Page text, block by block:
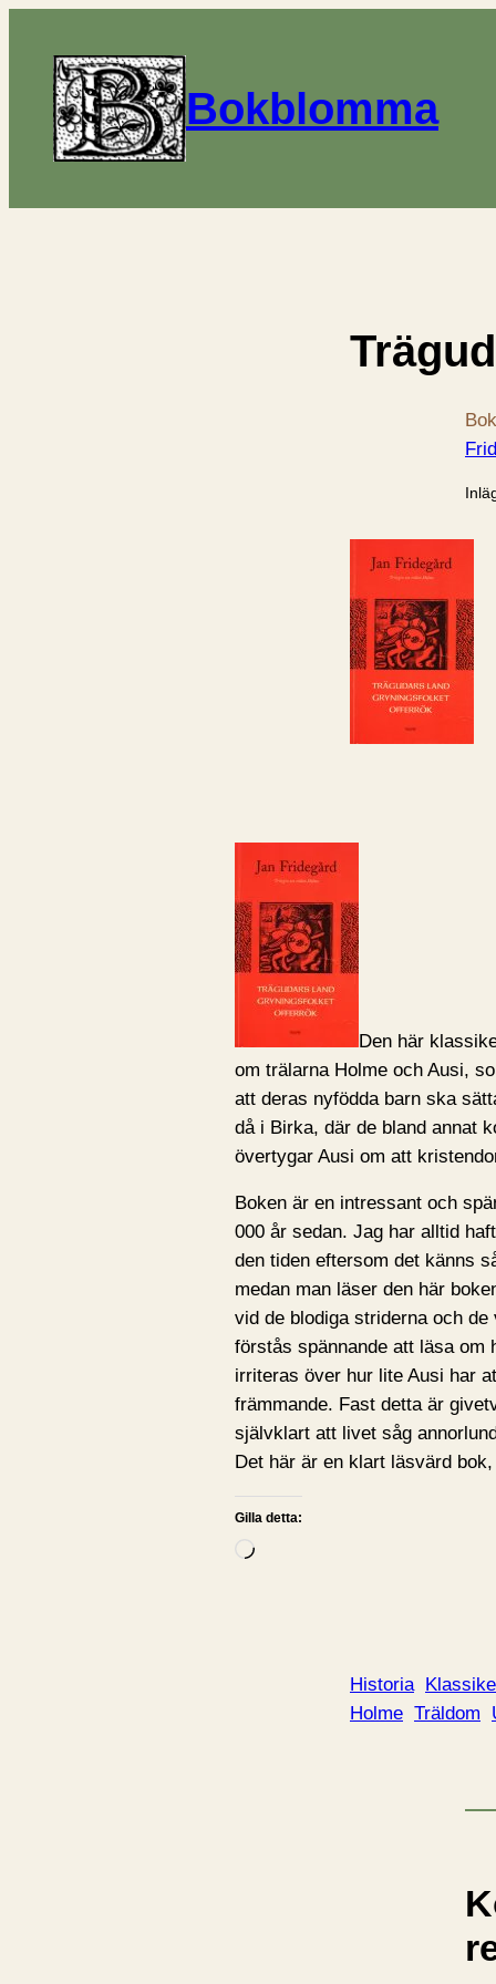
Bokblomma
Den här
om trälarna Holme och Ausi,
att deras nyfödda barn ska
då i Birka, där de bland annat
övertygar Ausi om att
Boken är en intressant och
000 år sedan. Jag har alltid
den tiden eftersom det känns
medan man läser den här
vid de blodiga striderna och
förstås spännande att läsa om
irriteras över hur lite Ausi har
främmande. Fast detta är
självklart att livet såg
Det här är en klart läsvärd
Gilla detta:
L
Historia
Holme Träldom